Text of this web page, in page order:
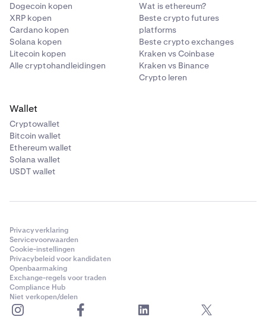
Dogecoin kopen
XRP kopen
Cardano kopen
Solana kopen
Litecoin kopen
Alle cryptohandleidingen
Wat is ethereum?
Beste crypto futures
platforms
Beste crypto exchanges
Kraken vs Coinbase
Kraken vs Binance
Crypto leren
Wallet
Cryptowallet
Bitcoin wallet
Ethereum wallet
Solana wallet
USDT wallet
Privacyverklaring
Servicevoorwaarden
Cookie-instellingen
Privacybeleid voor kandidaten
Openbaarmaking
Exchange-regels voor traden
Compliance Hub
Niet verkopen/delen